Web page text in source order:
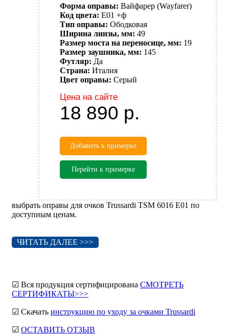
Форма оправы: Вайфарер (Wayfarer)
Код цвета: E01 +ф
Тип оправы: Ободковая
Ширина линзы, мм: 49
Размер моста на переносице, мм: 19
Размер заушника, мм: 145
Футляр: Да
Страна: Италия
Цвет оправы: Серый
Цена на сайте
18 890 р.
Добавить к примерке
Перейти к примерке
выбрать оправы для очков Trussardi TSM 6016 E01 по
доступным ценам.
ЧИТАТЬ ДАЛЕЕ >>>
☑ Вся продукция сертифицирована СМОТРЕТЬ
СЕРТИФИКАТЫ>>>
☑ Скачать инструкцию по уходу за очками Trussardi
☑ ОСТАВИТЬ ОТЗЫВ